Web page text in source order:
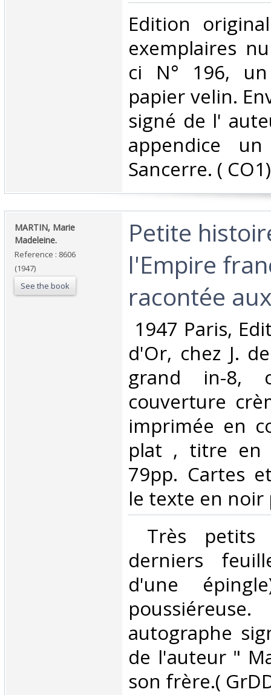
‎Edition
exemplaires
ci N° 196,
papier velin.
signé de l'
appendice
Sancerre. (
‎MARTIN, Marie
Madeleine.‎
Reference : 8606
(1947)
See the book
‎Petite
l'Empire
racontée
1947 Paris,
d'Or, chez J.
grand in-8,
couverture
imprimée en
plat , titre en
79pp. Cartes
le texte en noir
Très
derniers
d'une
autographe
de l'auteur "
son frère.(